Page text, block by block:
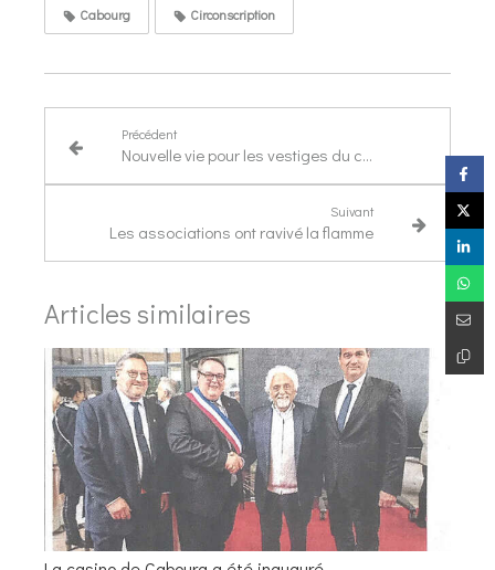
Cabourg Circonscription
Précédent
Nouvelle vie pour les vestiges du château avec l'aménagement du site historique de la commune
Suivant
Les associations ont ravivé la flamme
Articles similaires